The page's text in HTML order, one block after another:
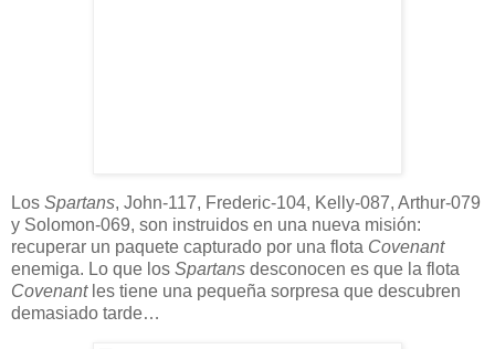
Los Spartans, John-117, Frederic-104, Kelly-087, Arthur-079
y Solomon-069, son instruidos en una nueva misión:
recuperar un paquete capturado por una flota Covenant
enemiga. Lo que los Spartans desconocen es que la flota
Covenantles tiene una pequeña sorpresa que descubren
demasiado tarde…